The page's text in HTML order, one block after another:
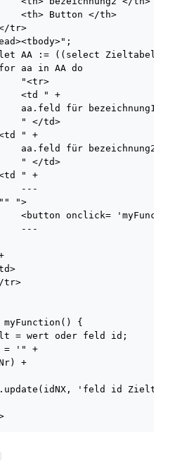
<th> Button </th>
tr>
AA := ((select Zieltabelle)
aa in AA do
"<tr>
<td " +
aa.feld für bezeichnung1 +
" </td>
" +
aa.feld für bezeichnung2 +
" </td>
" +
---
">
<button onclick=
---
tr>
{
= wert oder feld id;
= '" +
+
'feld id